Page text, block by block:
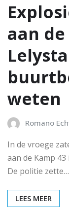
aan
weten
Romano
In de vroege
aan de Kamp
De politie zette…
LEES MEER